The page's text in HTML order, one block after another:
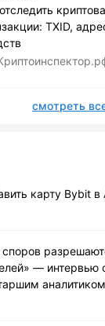
TXID,
смотреть
карту Bybit в
— интервью